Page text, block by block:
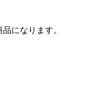
になります。